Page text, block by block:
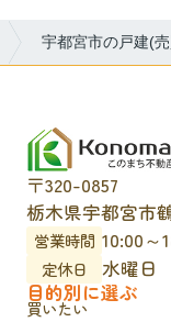
宇都宮市の戸建(
〒320-0857
栃木県宇都宮市
営業時間 10:00～
定休日
水曜日
目的別に選ぶ
買いたい